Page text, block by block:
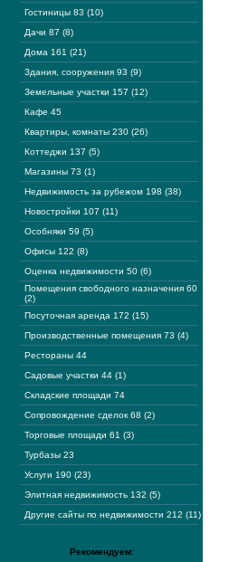
Гостиницы 83 (10)
Дачи 87 (8)
Дома 161 (21)
Здания, сооружения 93 (9)
Земельные участки 157 (12)
Кафе 45
Квартиры, комнаты 230 (26)
Коттеджи 137 (5)
Магазины 73 (1)
Недвижимость за рубежом 198 (38)
Новостройки 107 (11)
Особняки 59 (5)
Офисы 122 (8)
Оценка недвижимости 50 (6)
Помещения свободного назначения 60
(2)
Посуточная аренда 172 (15)
Производственные помещения 73 (4)
Рестораны 44
Садовые участки 44 (1)
Складские площади 74
Сопровождение сделок 68 (2)
Торговые площади 61 (3)
Турбазы 23
Услуги 190 (23)
Элитная недвижимость 132 (5)
Другие сайты по недвижимости 212 (11)
Рекомендуем: